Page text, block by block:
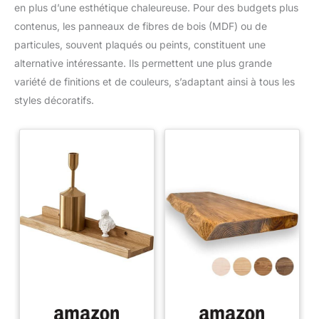
en plus d’une esthétique chaleureuse. Pour des budgets plus
contenus, les panneaux de fibres de bois (MDF) ou de
particules, souvent plaqués ou peints, constituent une
alternative intéressante. Ils permettent une plus grande
variété de finitions et de couleurs, s’adaptant ainsi à tous les
styles décoratifs.